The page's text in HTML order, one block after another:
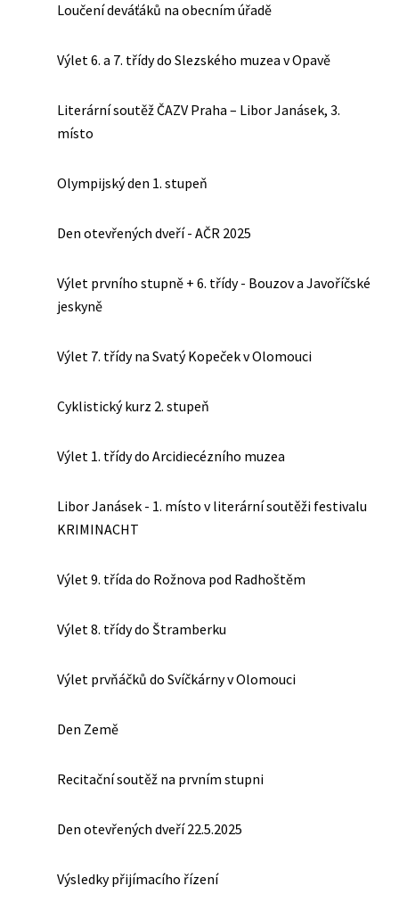
Loučení deváťáků na obecním úřadě
Výlet 6. a 7. třídy do Slezského muzea v Opavě
Literární soutěž ČAZV Praha – Libor Janásek, 3.
místo
Olympijský den 1. stupeň
Den otevřených dveří - AČR 2025
Výlet prvního stupně + 6. třídy - Bouzov a Javoříčské
jeskyně
Výlet 7. třídy na Svatý Kopeček v Olomouci
Cyklistický kurz 2. stupeň
Výlet 1. třídy do Arcidiecézního muzea
Libor Janásek - 1. místo v literární soutěži festivalu
KRIMINACHT
Výlet 9. třída do Rožnova pod Radhoštěm
Výlet 8. třídy do Štramberku
Výlet prvňáčků do Svíčkárny v Olomouci
Den Země
Recitační soutěž na prvním stupni
Den otevřených dveří 22.5.2025
Výsledky přijímacího řízení